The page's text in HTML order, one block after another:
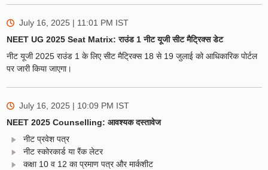
July 16, 2025 | 11:01 PM IST
NEET UG 2025 Seat Matrix: राउंड 1 नीट यूजी सीट मैट्रिक्स डेट
नीट यूजी 2025 राउंड 1 के लिए सीट मैट्रिक्स 18 से 19 जुलाई को आधिकारिक पोर्टल
पर जारी किया जाएगा।
July 16, 2025 | 10:09 PM IST
NEET 2025 Counselling: आवश्यक दस्तावेज
नीट प्रवेश पत्र
नीट स्कोरकार्ड या रैंक लेटर
कक्षा 10 व 12 का प्रमाण पत्र और मार्कशीट